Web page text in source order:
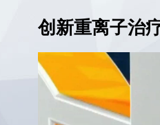
创新重离子治